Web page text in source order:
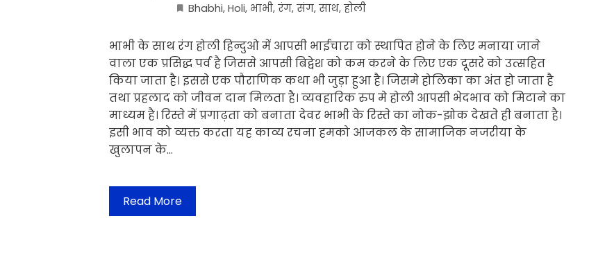
Bhabhi, Holi, भाभी, रंग, संग, साथ, होली
भाभी के साथ रंग होली हिन्दुओ में आपसी भाईचारा को स्थापित होने के लिए मनाया जाने
वाला एक प्रसिद्ध पर्व है जिससे आपसी बिद्वेश को कम करने के लिए एक दूसरे को उत्सहित
किया जाता है। इससे एक पौराणिक कथा भी जुड़ा हुआ है। जिसमे होलिका का अंत हो जाता है
तथा प्रहलाद को जीवन दान मिलता है। व्यवहारिक रुप मे होली आपसी भेदभाव को मिटाने का
माध्यम है। रिस्ते में प्रगाढ़ता को बनाता देवर भाभी के रिस्ते का नोक-झोक देखते ही बनाता है।
इसी भाव को व्यक्त करता यह काव्य रचना हमको आजकल के सामाजिक नजरीया के
खुलापन के…
Read More